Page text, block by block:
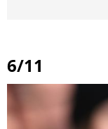
6/11